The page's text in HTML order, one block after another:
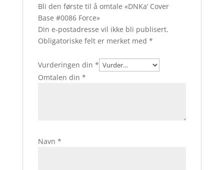
Bli den første til å omtale «DNKa’ Cover
Base #0086 Force»
Din e-postadresse vil ikke bli publisert.
Obligatoriske felt er merket med *
Vurderingen din *
Omtalen din *
Navn *